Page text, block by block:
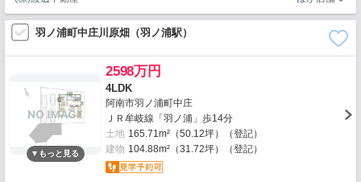
羽ノ浦町中庄川原畑（羽ノ浦駅）
2598万円
4LDK
阿南市羽ノ浦町中庄
ＪＲ牟岐線「羽ノ浦」歩14分
土地 165.71m²（50.12坪）（登記）
建物 104.88m²（31.72坪）（登記）